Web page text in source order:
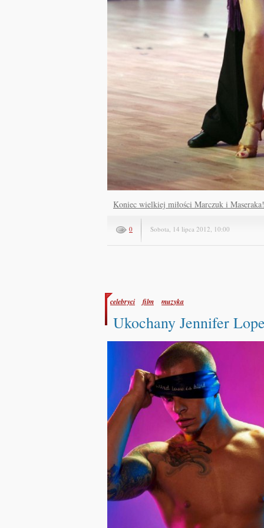
Koniec wielkiej miłości Marczuk i Maseraka!
0 Sobota, 14 lipca 2012, 10:00
celebryci film muzyka
Ukochany Jennifer